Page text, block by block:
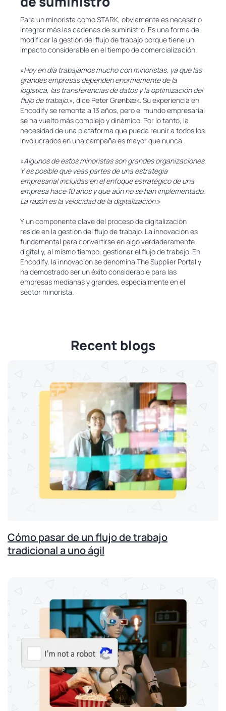
Para un minorista como STARK, obviamente es necesario
integrar más las cadenas de suministro. Es una forma de
modificar la gestión del flujo de trabajo porque tiene un
impacto considerable en el tiempo de comercialización.
»Hoy en día trabajamos mucho con minoristas, ya que las
grandes empresas dependen enormemente de la
logística, las transferencias de datos y la optimización del
flujo de trabajo.», dice Peter Grønbæk. Su experiencia en
Encodify se remonta a 13 años, pero el mundo empresarial
se ha vuelto más complejo y dinámico. Por lo tanto, la
necesidad de una plataforma que pueda reunir a todos los
involucrados en una campaña es mayor que nunca.
»Algunos de estos minoristas son grandes organizaciones.
Y es posible que veas partes de una estrategia
empresarial incluidas en el enfoque estratégico de una
empresa hace 10 años y que aún no se han implementado.
La razón es la velocidad de la digitalización.»
Y un componente clave del proceso de digitalización
reside en la gestión del flujo de trabajo. La innovación es
fundamental para convertirse en algo verdaderamente
digital y, al mismo tiempo, gestionar el flujo de trabajo. En
Encodify, la innovación se denomina The Supplier Portal y
ha demostrado ser un éxito considerable para las
empresas medianas y grandes, especialmente en el
sector minorista.
Recent blogs
Cómo pasar de un flujo de trabajo
tradicional a uno ágil